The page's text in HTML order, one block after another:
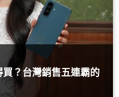
？台灣銷售五連霸的